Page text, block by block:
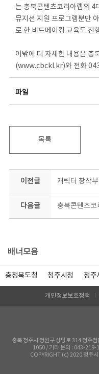
는 충북콘텐츠코리아랩의 4
뮤지션 지원 프로그램뿐만
로 한 비트메이킹 교육도 진
이밖에 더 자세한 내용은 충
(www.cbckl.kr)와 전화
파일
목록
이전글
다음글
배너모음
충청북도청 청주시청 청주
개인정보보호정책
충북 청주시 청원구 상당로 314 청주
1050 / 기타 문의 : 043-
COPYRIGHT (c) 2020 청주